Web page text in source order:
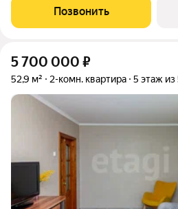
по рабочий кабинет. В квартире
техника кроме ТВ.
Позвонить
5 700 000 ₽
52,9 м² 2-комн. квартира 5 этаж из